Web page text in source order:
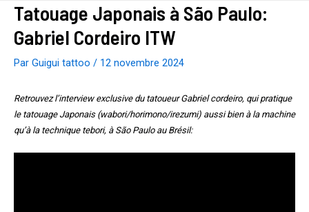
Tatouage Japonais à São Paulo:
Gabriel Cordeiro ITW
Par Guigui tattoo / 12 novembre 2024
Retrouvez l’interview exclusive du tatoueur Gabriel cordeiro, qui pratique
le tatouage Japonais (wabori/horimono/irezumi) aussi bien à la machine
qu’à la technique tebori, à São Paulo au Brésil: